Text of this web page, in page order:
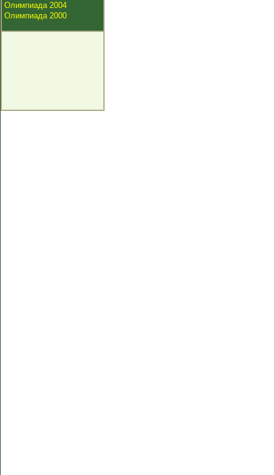
Олимпиада 2004
Олимпиада 2000